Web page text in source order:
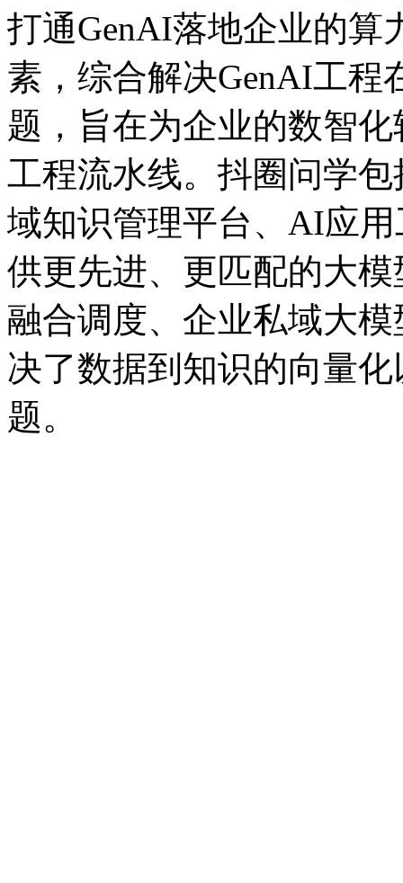
打通GenAI落地企业的算力
素，综合解决GenAI工程在
题，旨在为企业的数
工程流水线。抖圈问学包
域知识管理平台、AI应
供更先进、更匹配的大模
融合调度、企业私域大
决了数据到知识的向量
题。